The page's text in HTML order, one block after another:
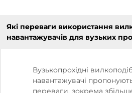
Які переваги використання
навантажувачів для вузьких
Вузькопрохідні
навантажувачі
переваги, зокрема